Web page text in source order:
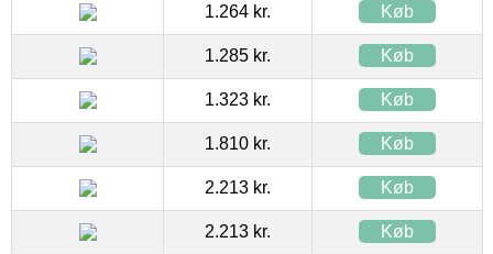
1.264 kr. Køb
1.285 kr. Køb
1.323 kr. Køb
1.810 kr. Køb
2.213 kr. Køb
2.213 kr. Køb